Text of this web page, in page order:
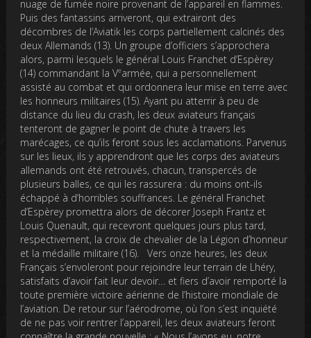
nuage de fumée noire provenant de l’appareil en flammes.
Puis des fantassins arriveront, qui extrairont des
décombres de l’Aviatik les corps partiellement calcinés des
deux Allemands (13). Un groupe d’officiers s’approchera
alors, parmi lesquels le général Louis Franchet d’Espèrey
(14) commandant la Vearmée, qui a personnellement
assisté au combat et qui ordonnera leur mise en terre avec
les honneurs militaires (15). Ayant pu atterrir à peu de
distance du lieu du crash, les deux aviateurs français
tenteront de gagner le point de chute à travers les
marécages, ce qu’ils feront sous les acclamations. Parvenus
sur les lieux, ils y apprendront que les corps des aviateurs
allemands ont été retrouvés, chacun, transpercés de
plusieurs balles, ce qui les rassurera : du moins ont-ils
échappé à d’horribles souffrances. Le général Franchet
d’Espèrey promettra alors de décorer Joseph Frantz et
Louis Quenault, qui recevront quelques jours plus tard,
respectivement, la croix de chevalier de la Légion d’honneur
et la médaille militaire (16). Vers onze heures, les deux
Français s’envoleront pour rejoindre leur terrain de Lhéry,
satisfaits d’avoir fait leur devoir… et fiers d’avoir remporté la
toute première victoire aérienne de l’histoire mondiale de
l’aviation. De retour sur l’aérodrome, où l’on s’est inquiété
de ne pas voir rentrer l’appareil, les deux aviateurs feront